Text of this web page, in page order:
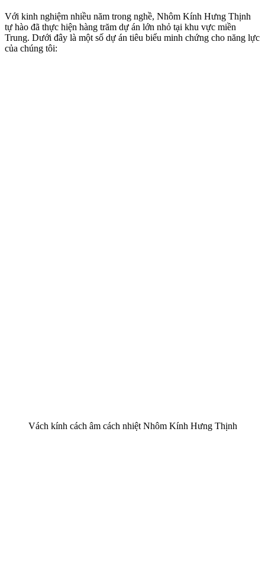
Với kinh nghiệm nhiều năm trong nghề, Nhôm Kính Hưng Thịnh
tự hào đã thực hiện hàng trăm dự án lớn nhỏ tại khu vực miền
Trung. Dưới đây là một số dự án tiêu biểu minh chứng cho năng lực
của chúng tôi:
Vách kính cách âm cách nhiệt Nhôm Kính Hưng Thịnh